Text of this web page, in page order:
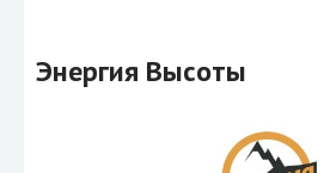
Энергия Высоты